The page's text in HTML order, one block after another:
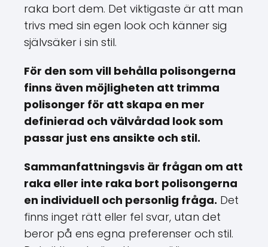
raka bort dem. Det viktigaste är att man
trivs med sin egen look och känner sig
självsäker i sin stil.
För den som vill behålla polisongerna
finns även möjligheten att trimma
polisonger för att skapa en mer
definierad och välvårdad look som
passar just ens ansikte och stil.
Sammanfattningsvis är frågan om att
raka eller inte raka bort polisongerna
en individuell och personlig fråga. Det
finns inget rätt eller fel svar, utan det
beror på ens egna preferenser och stil.